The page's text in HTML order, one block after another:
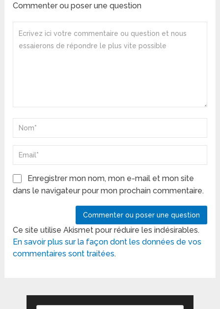
Commenter ou poser une question
Enregistrer mon nom, mon e-mail et mon site
dans le navigateur pour mon prochain commentaire.
Ce site utilise Akismet pour réduire les indésirables.
En savoir plus sur la façon dont les données de vos
commentaires sont traitées.